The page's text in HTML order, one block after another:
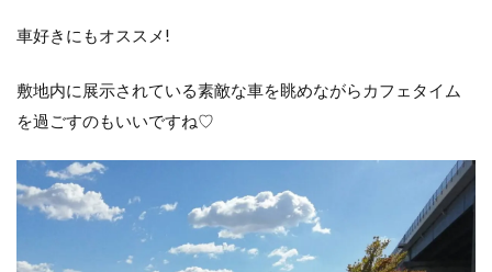
車好きにもオススメ!
敷地内に展示されている素敵な車を眺めながらカフェタイム
を過ごすのもいいですね♡